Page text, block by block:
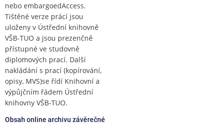
nebo embargoedAccess.
Tištěné verze prácí jsou
uloženy v Ústřední knihovně
VŠB-TUO a jsou prezenčně
přístupné ve studovně
diplomových prací. Další
nakládání s prací (kopírování,
opisy, MVS)se řídí Knihovní a
výpůjčním řádem Ústřední
knihovny VŠB-TUO.
Obsah online archivu závěrečné